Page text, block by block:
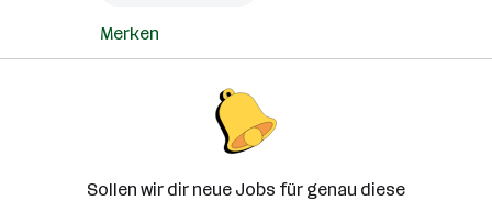
Merken
Sollen wir dir neue Jobs für genau diese